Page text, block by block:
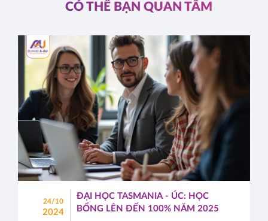
CÓ THỂ BẠN QUAN TÂM
24/10
2024
ĐẠI HỌC TASMANIA - ÚC: HỌC
BỔNG LÊN ĐẾN 100% NĂM 2025